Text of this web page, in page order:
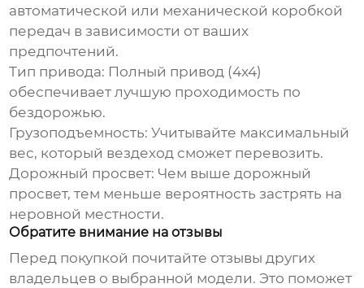
автоматической или механической коробкой
передач в зависимости от ваших
предпочтений.
Тип привода: Полный привод (4x4)
обеспечивает лучшую проходимость по
бездорожью.
Грузоподъемность: Учитывайте максимальный
вес, который вездеход сможет перевозить.
Дорожный просвет: Чем выше дорожный
просвет, тем меньше вероятность застрять на
неровной местности.
Обратите внимание на отзывы
Перед покупкой почитайте отзывы других
владельцев о выбранной модели. Это поможет